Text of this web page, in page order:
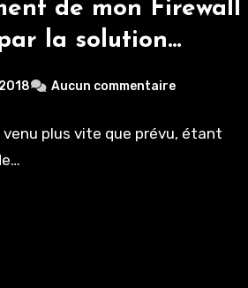
de mon Firewall
la solution
Aucun commentaire
plus vite que prévu, étant